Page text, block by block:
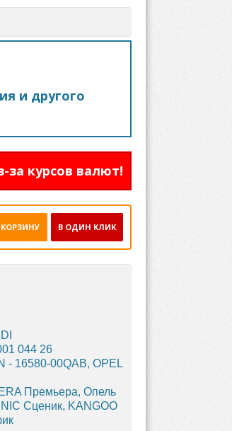
и другого
за курсов валют!
В ОДИН КЛИК
КОРЗИНУ
044 26
- 16580-00QAB, OPEL
Премьера, Опель
Сценик, KANGOO